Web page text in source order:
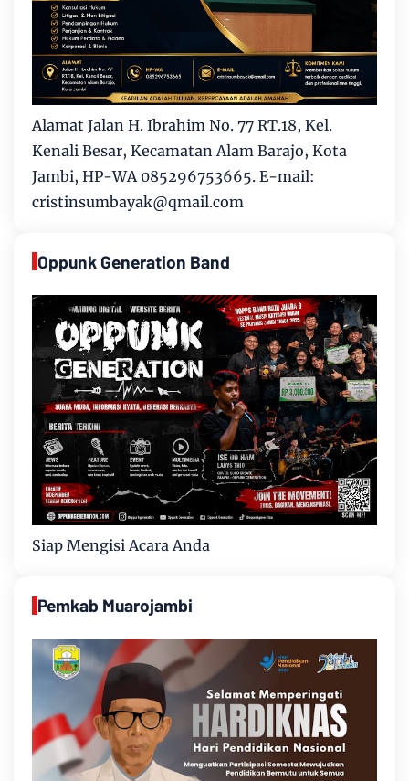
Alamat Jalan H. Ibrahim No. 77 RT.18, Kel.
Kenali Besar, Kecamatan Alam Barajo, Kota
Jambi, HP-WA 085296753665. E-mail:
cristinsumbayak@qmail.com
Oppunk Generation Band
Siap Mengisi Acara Anda
Pemkab Muarojambi